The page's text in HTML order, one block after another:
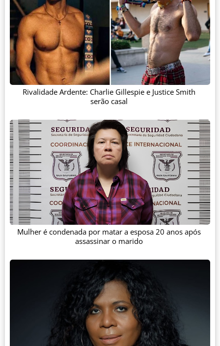
Rivalidade Ardente: Charlie Gillespie e Justice Smith
serão casal
Mulher é condenada por matar a esposa 20 anos após
assassinar o marido